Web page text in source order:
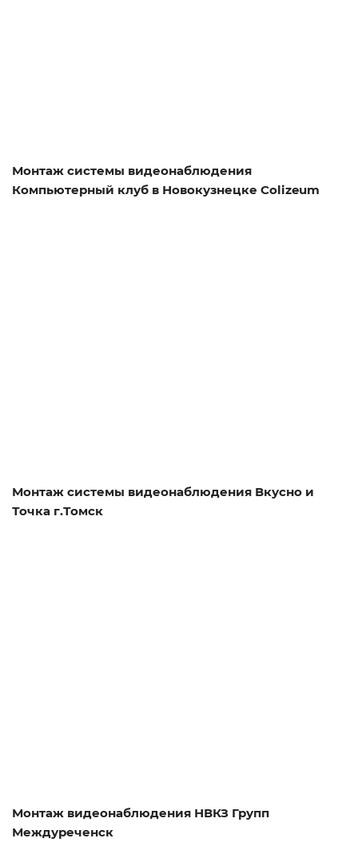
Монтаж системы видеонаблюдения
Компьютерный клуб в Новокузнецке Colizeum
Монтаж системы видеонаблюдения Вкусно и
Точка г.Томск
Монтаж видеонаблюдения НВКЗ Групп
Междуреченск